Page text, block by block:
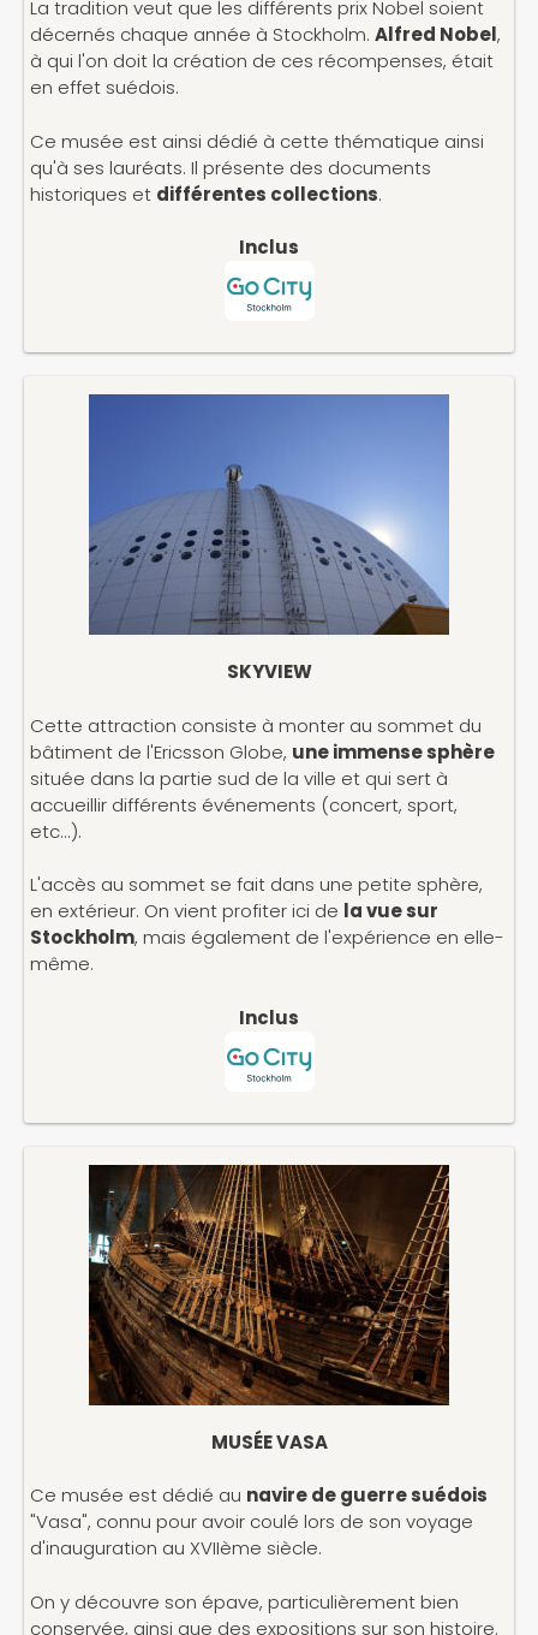
La tradition veut que les différents prix Nobel soient
décernés chaque année à Stockholm. Alfred Nobel,
à qui l'on doit la création de ces récompenses, était
en effet suédois.
Ce musée est ainsi dédié à cette thématique ainsi
qu'à ses lauréats. Il présente des documents
historiques et différentes collections.
Inclus
SKYVIEW
Cette attraction consiste à monter au sommet du
bâtiment de l'Ericsson Globe, une immense sphère
située dans la partie sud de la ville et qui sert à
accueillir différents événements (concert, sport,
etc...).
L'accès au sommet se fait dans une petite sphère,
en extérieur. On vient profiter ici de la vue sur
Stockholm, mais également de l'expérience en elle-
même.
Inclus
MUSÉE VASA
Ce musée est dédié au navire de guerre suédois
"Vasa", connu pour avoir coulé lors de son voyage
d'inauguration au XVIIème siècle.
On y découvre son épave, particulièrement bien
conservée, ainsi que des expositions sur son histoire.